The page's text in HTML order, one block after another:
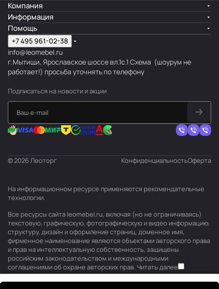
Компания
Информация
Помощь
+7 495 961-02-38
info@leomebel.ru
г.Мытищи, Ярославское шоссе вл.1с.1 Схема (шоурум не
работает!) просьба уточнять по телефону
Подписаться на новости и акции
© 2026 Леоторг КонфиденциальностьОферта
На информационном ресурсе применяются рекомендательные
технологии.
Все ресурсы сайта leomebel.ru, включая (но не ограничиваясь)
текстовую, графическую, фотографическую и видео информацию,
структуру, дизайн и оформление страниц, доменное имя,
фирменное наименование являются объектами авторского права
и прав на интеллектуальную собственность, защищены
российским законодательством и международными
соглашениями об охране авторских прав. Читать далее